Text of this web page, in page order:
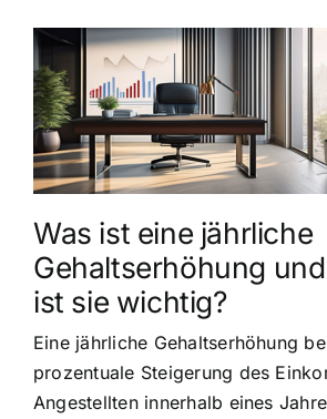
Was ist eine jährliche
Gehaltserhöhung
ist sie wichtig?
Eine jährliche Gehaltserhöhung
prozentuale Steigerung des
Angestellten innerhalb eines